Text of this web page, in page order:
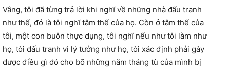
Vâng, tôi đã từng trả lời khi nghĩ về những nhà đấu tranh
như thế, đó là tôi nghĩ tâm thế của họ. Còn ở tâm thế của
tôi, một con buôn thực dụng, tôi nghĩ nếu như tôi làm như
họ, tôi đấu tranh vì lý tưởng như họ, tôi xác định phải gây
được điều gì đó cho bõ những năm tháng tù của mình bị